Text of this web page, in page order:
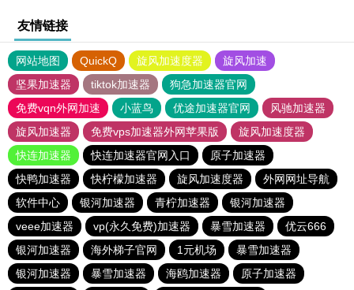
友情链接
网站地图 QuickQ 旋风加速度器
旋风加速
坚果加速器
tiktok加速器
狗急加速器官网
免费vqn外网加速
小蓝鸟 优途加速器官网
风驰加速器
旋风加速器
免费vps加速器外网苹果版
旋风加速度器
快连加速器
快连加速器官网入口
原子加速器
快鸭加速器
快柠檬加速器 旋风加速度器
外网网址导航
软件中心
银河加速器 青柠加速器
银河加速器
veee加速器
vp(永久免费)加速器 暴雪加速器
优云666
银河加速器
海外梯子官网 1元机场
暴雪加速器
银河加速器
暴雪加速器 海鸥加速器
原子加速器